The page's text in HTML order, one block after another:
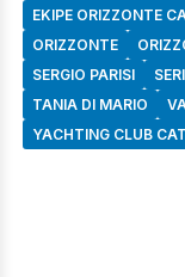
EKIPE ORIZZONTE
ORIZZONTE
SERGIO PARISI
TANIA DI MARIO
YACHTING CLUB